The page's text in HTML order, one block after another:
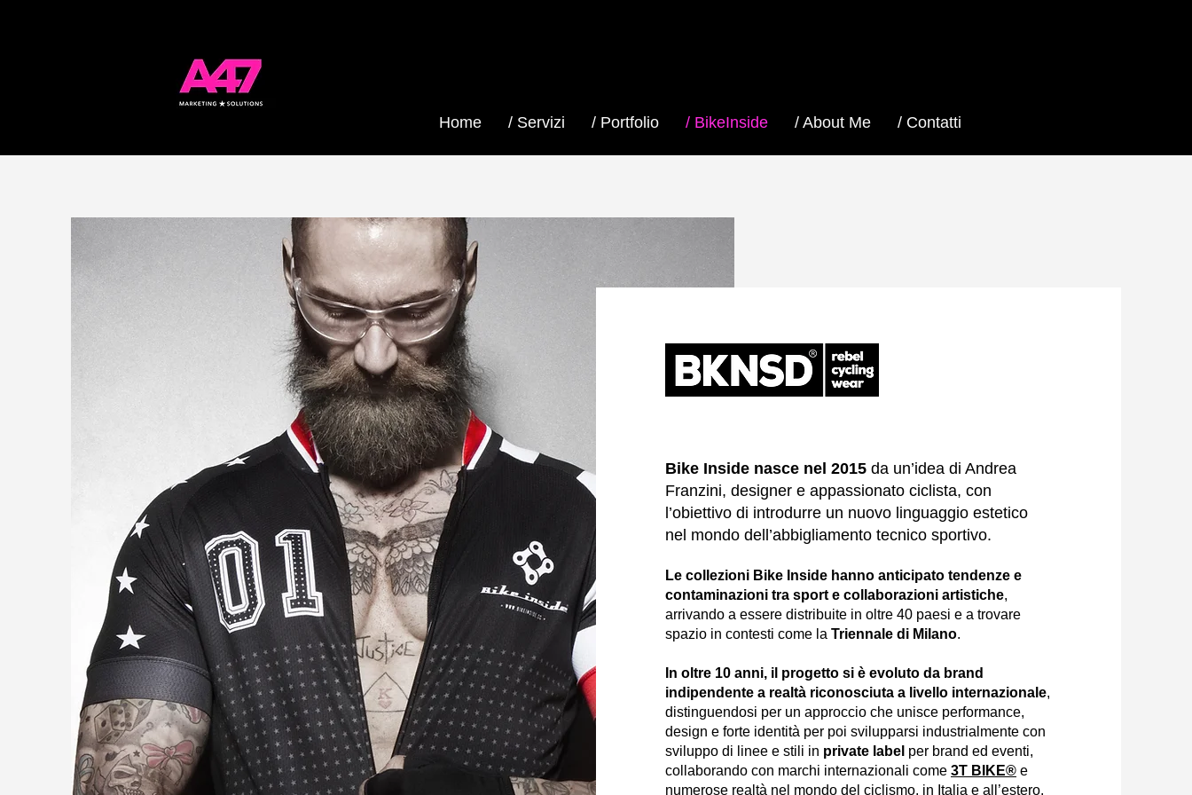
Home / Servizi / Portfolio / BikeInside / About Me / Contatti
Bike Inside nasce nel 2015 da un’idea di Andrea
Franzini, designer e appassionato ciclista, con
l’obiettivo di introdurre un nuovo linguaggio estetico
nel mondo dell’abbigliamento tecnico sportivo.
Le collezioni Bike Inside hanno anticipato tendenze e
contaminazioni tra sport e collaborazioni artistiche,
arrivando a essere distribuite in oltre 40 paesi e a trovare
spazio in contesti come la Triennale di Milano.
In oltre 10 anni, il progetto si è evoluto da brand
indipendente a realtà riconosciuta a livello internazionale,
distinguendosi per un approccio che unisce performance,
design e forte identità per poi svilupparsi industrialmente con
sviluppo di linee e stili in private label per brand ed eventi,
collaborando con marchi internazionali come 3T BIKE® e
numerose realtà nel mondo del ciclismo, in Italia e all’estero.